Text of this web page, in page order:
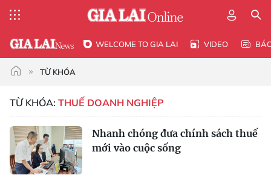
WELCOME TO GIA LAI VIDEO
TỪ KHÓA
TỪ KHÓA: THUẾ DOANH NGHIỆP
Nhanh chóng đưa chính sách thuế
mới vào cuộc sống